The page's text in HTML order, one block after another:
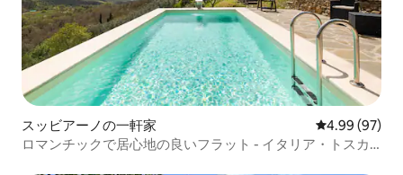
スッビアーノの一軒家 レビュー97
4.99 (97)
ロマンチックで居心地の良いフラット - イタリア・トスカ